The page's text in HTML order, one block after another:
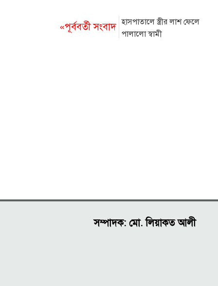
«পূর্ববর্তী সংবাদ হাসপাতালে স্ত্রীর লাশ ফেলে
পালালো স্বামী
সম্পাদক: মো. লিয়াকত আলী